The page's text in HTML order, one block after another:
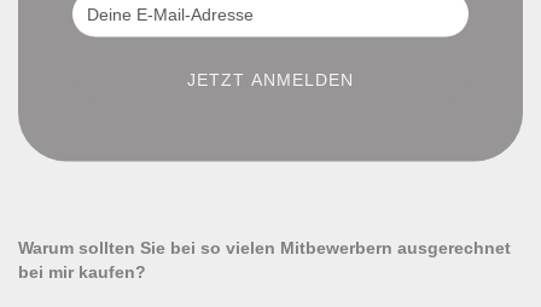
Warum sollten Sie bei so vielen Mitbewerbern ausgerechnet
bei mir kaufen?